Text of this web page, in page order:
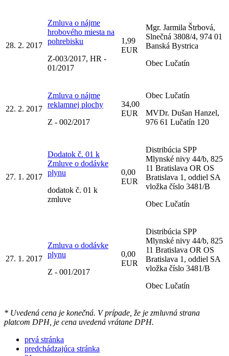
28. 2. 2017
Zmluva o nájme
hrobového miesta na
pohrebisku
Z-003/2017, HR -
01/2017
1,99
EUR
Mgr. Jarmila Štrbová,
Slnečná 3808/4, 974 01
Banská Bystrica
Obec Lučatín
22. 2. 2017
Zmluva o nájme
reklamnej plochy
Z - 002/2017
34,00
EUR
Obec Lučatín
MVDr. Dušan Hanzel,
976 61 Lučatín 120
27. 1. 2017
Dodatok č. 01 k
Zmluve o dodávke
plynu
dodatok č. 01 k
zmluve
0,00
EUR
Distribúcia SPP
Mlynské nivy 44/b, 825
11 Bratislava OR OS
Bratislava 1, oddiel SA
vložka číslo 3481/B
Obec Lučatín
27. 1. 2017
Zmluva o dodávke
plynu
Z - 001/2017
0,00
EUR
Distribúcia SPP
Mlynské nivy 44/b, 825
11 Bratislava OR OS
Bratislava 1, oddiel SA
vložka číslo 3481/B
Obec Lučatín
* Uvedená cena je konečná. V prípade, že je zmluvná strana
platcom DPH, je cena uvedená vrátane DPH.
prvá stránka
predchádzajúca stránka